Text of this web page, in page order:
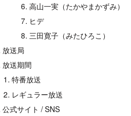
高山一実（たかやまかずみ）
ヒデ
三田寛子（みたひろこ）
放送局
放送期間
特番放送
レギュラー放送
公式サイト / SNS